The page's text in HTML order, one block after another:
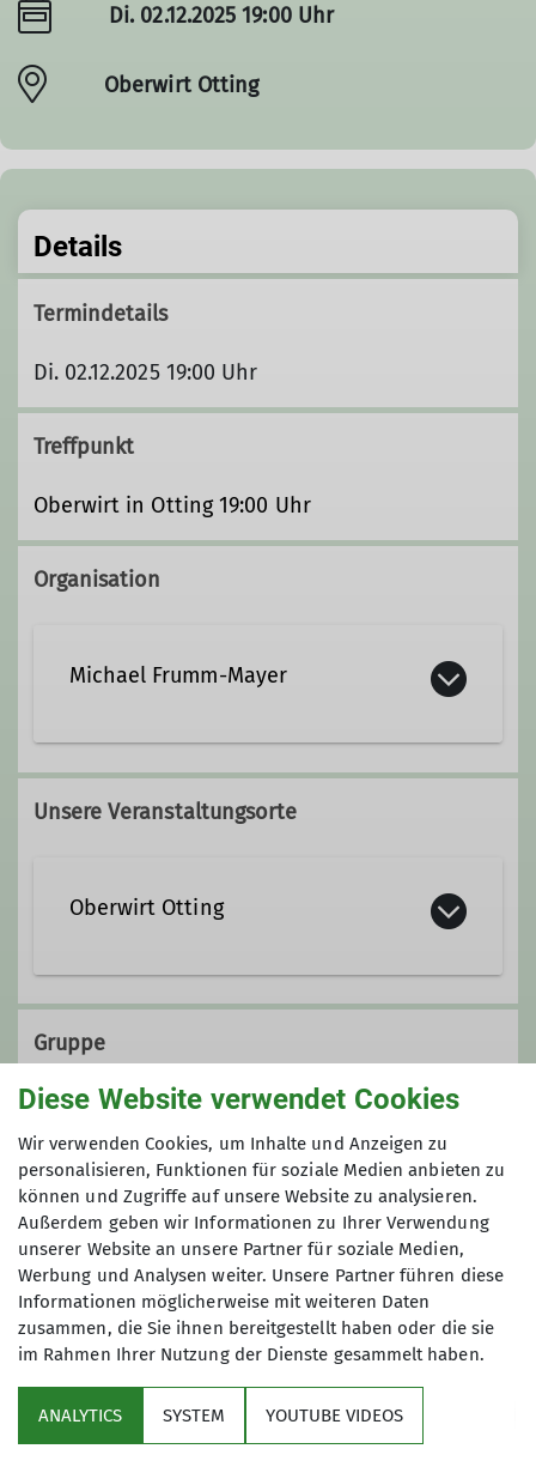
Di. 02.12.2025 19:00 Uhr
Oberwirt Otting
Details
Termindetails
Di. 02.12.2025 19:00 Uhr
Treffpunkt
Oberwirt in Otting 19:00 Uhr
Organisation
Michael Frumm-Mayer
+49 8681 1824
+49 151 51621764
teisendorf.de
Qualifikationen
Ämter
Beisitzer*in Vorstandschaft Ortsgruppe
Waging
Unsere Veranstaltungsorte
Oberwirt Otting
Gruppe
Ortsgruppe Waging
wichtige Infos
Diese Website verwendet Cookies
Wir verwenden Cookies, um Inhalte und Anzeigen zu
personalisieren, Funktionen für soziale Medien anbieten zu
können und Zugriffe auf unsere Website zu analysieren.
Außerdem geben wir Informationen zu Ihrer Verwendung
unserer Website an unsere Partner für soziale Medien,
Werbung und Analysen weiter. Unsere Partner führen diese
Informationen möglicherweise mit weiteren Daten
zusammen, die Sie ihnen bereitgestellt haben oder die sie
im Rahmen Ihrer Nutzung der Dienste gesammelt haben.
ANALYTICS SYSTEM YOUTUBE VIDEOS